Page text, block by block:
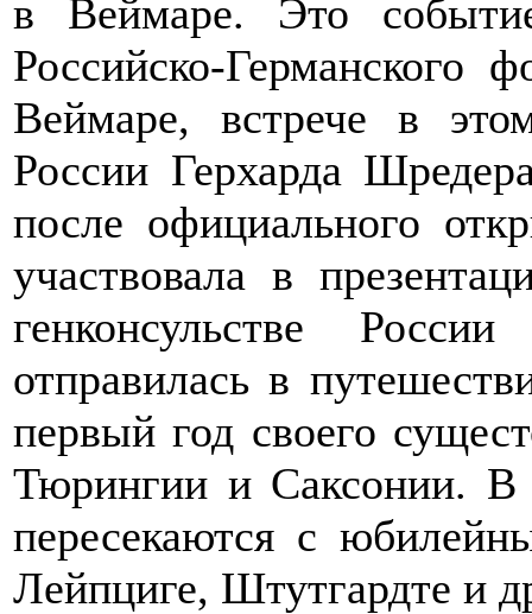
в Веймаре. Это
Российско-Германского
Веймаре, встрече в
России Герхарда
после официального
участвовала в
генконсульстве
отправилась в
первый год своего
Тюрингии и Саксонии. В
пересекаются с
Лейпциге, Штутгардте и